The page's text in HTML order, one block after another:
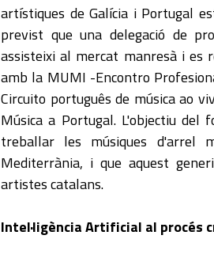
artístiques de Galícia i Portugal
previst que una delegació de
assisteixi al mercat manresà i es
amb la MUMI -Encontro
Circuito português de música ao
Música a Portugal. L'objectiu del
treballar les músiques
Mediterrània, i que aquest
artistes catalans.
Intel·ligència Artificial al procés